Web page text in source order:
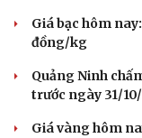
Tư vấn
Săn Tour
check-in
Giá bạc hôm
đồng/kg
Quảng Ninh
trước ngày 31/
Giá vàng hôm